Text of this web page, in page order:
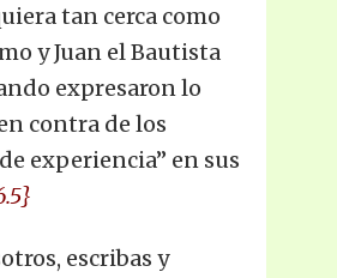
tan cerca como
y Juan el Bautista
expresaron lo
contra de los
experiencia” en sus
escribas y